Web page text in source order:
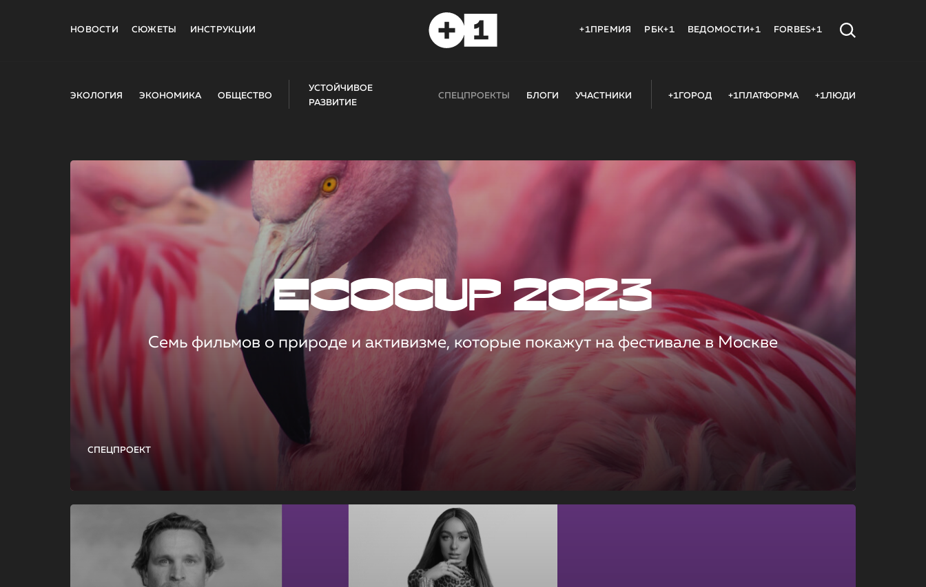
НОВОСТИ СЮЖЕТЫ ИНСТРУКЦИИ +1ПРЕМИЯ РБК+1 ВЕДОМОСТИ+1 FORBES+1
ЭКОЛОГИЯ ЭКОНОМИКА ОБЩЕСТВО
УСТОЙЧИВОЕ
РАЗВИТИЕ
СПЕЦПРОЕКТЫ БЛОГИ УЧАСТНИКИ +1ГОРОД +1ПЛАТФОРМА +1ЛЮДИ
СПЕЦПРОЕКТ
ECOCUP 2023
Семь фильмов о природе и активизме, которые покажут на фестивале в Москве